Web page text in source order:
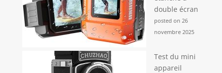
double écran
posted on 26
novembre 2025
Test du mini
appareil